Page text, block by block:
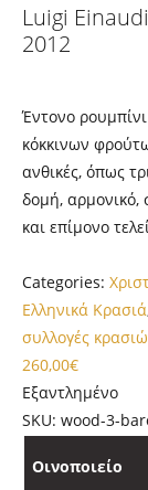
Luigi
2012
Έντονο
κόκκινων
ανθικές, όπως
δομή, αρμονικό,
και επίμονο
Categories:
Ελληνικά Κρασιά
συλλογές
260,00€
Εξαντλημένο
SKU: wood-3-
Οινοποιείο